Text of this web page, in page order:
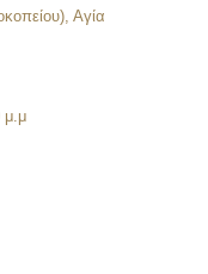
Αγία
μ.μ